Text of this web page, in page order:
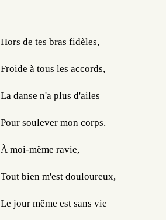
Hors de tes bras fidèles,
Froide à tous les accords,
La danse n'a plus d'ailes
Pour soulever mon corps.
À moi-même ravie,
Tout bien m'est douloureux,
Le jour même est sans vie